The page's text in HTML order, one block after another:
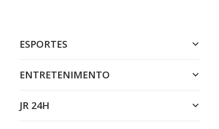
ESPORTES
ENTRETENIMENTO
JR 24H